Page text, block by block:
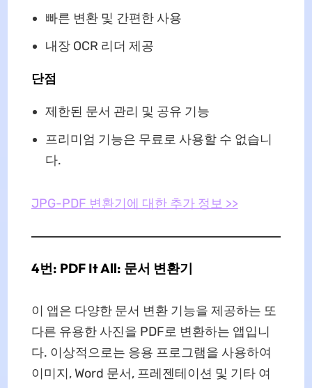
빠른 변환 및 간편한 사용
내장 OCR 리더 제공
단점
제한된 문서 관리 및 공유 기능
프리미엄 기능은 무료로 사용할 수 없습니
다.
JPG-PDF 변환기에 대한 추가 정보 >>
4번: PDF It All: 문서 변환기
이 앱은 다양한 문서 변환 기능을 제공하는 또
다른 유용한 사진을 PDF로 변환하는 앱입니
다. 이상적으로는 응용 프로그램을 사용하여
이미지, Word 문서, 프레젠테이션 및 기타 여